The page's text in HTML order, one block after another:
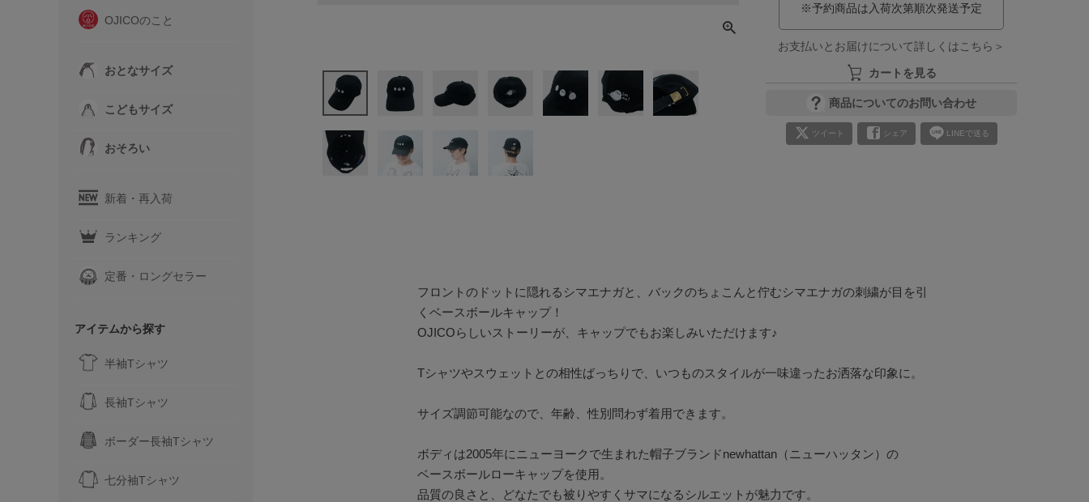
OJICOのこと
おとなサイズ
こどもサイズ
おそろい
新着・再入荷
ランキング
定番・ロングセラー
アイテムから探す
半袖Tシャツ
長袖Tシャツ
ボーダー長袖Tシャツ
七分袖Tシャツ
※予約商品は入荷次第順次発送予定
お支払いとお届けについて詳しくはこちら＞
カートを見る
商品についてのお問い合わせ
ツイート シェア LINEで送る
フロントのドットに隠れるシマエナガと、バックのちょこんと佇むシマエナガの刺繍が目を引
くベースボールキャップ！
OJICOらしいストーリーが、キャップでもお楽しみいただけます♪
Tシャツやスウェットとの相性ばっちりで、いつものスタイルが一味違ったお洒落な印象に。
サイズ調節可能なので、年齢、性別問わず着用できます。
ボディは2005年にニューヨークで生まれた帽子ブランドnewhattan（ニューハッタン）の
ベースボールローキャップを使用。
品質の良さと、どなたでも被りやすくサマになるシルエットが魅力です。